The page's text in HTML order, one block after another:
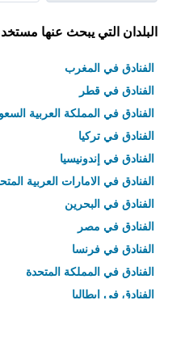
البلدان التي يبحث عنها
الفنادق في المغرب
الفنادق في قطر
الفنادق في المملكة العربية
الفنادق في تركيا
الفنادق في إندونيسيا
الفنادق في الامارات العربية
الفنادق في البحرين
الفنادق في مصر
الفنادق في فرنسا
الفنادق في المملكة المتحدة
الفنادق في إيطاليا